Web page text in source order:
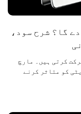
گا؟ شرح سود،
کرتی ہیں۔ مارچ
کو متاثر کرنے